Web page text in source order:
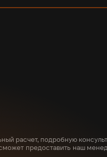
расчет, подробную
предоставить наш